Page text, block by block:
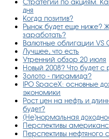
Стратегии по акциям.
дня
Когда позитив?
Рынок будет еще ниже?
заработать?
Валютные облигации VS
Лучшее, что есть
Утренний обзор 20 июля
Новый 2008? Что будет
Золото - пирамида?
IPO SpaceX: основные
экономики
Рост цен на нефть и
будет?
(Не)нормальная
Перспективы
Перспективы